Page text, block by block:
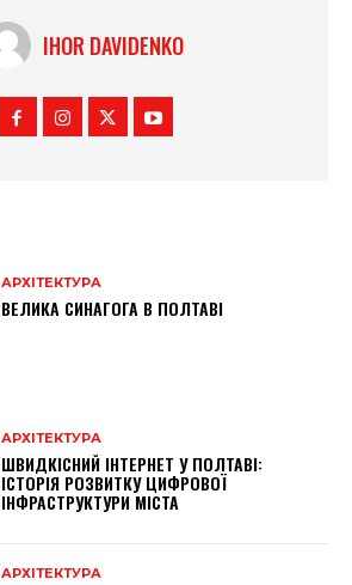
IHOR DAVIDENKO
АРХІТЕКТУРА
ВЕЛИКА СИНАГОГА В ПОЛТАВІ
АРХІТЕКТУРА
ШВИДКІСНИЙ ІНТЕРНЕТ У ПОЛТАВІ:
ІСТОРІЯ РОЗВИТКУ ЦИФРОВОЇ
ІНФРАСТРУКТУРИ МІСТА
АРХІТЕКТУРА